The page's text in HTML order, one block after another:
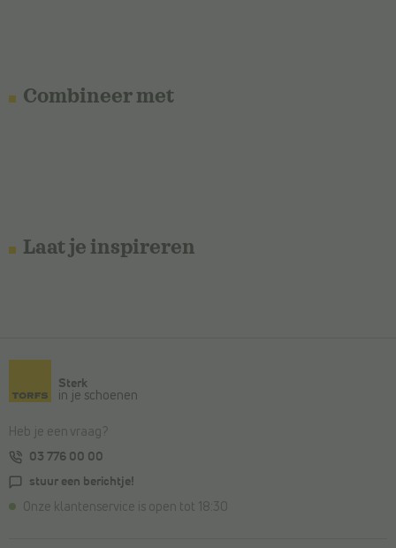
Combineer met
Laat je inspireren
Sterk
in je schoenen
Heb je een vraag?
03 776 00 00
stuur een berichtje!
Onze klantenservice is open tot 18:30